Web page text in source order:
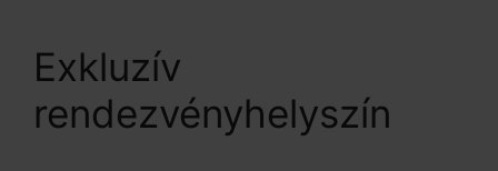
Exkluzív
rendezvényhelyszín